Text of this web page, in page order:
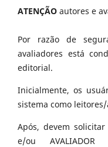
ATENÇÃO autores e
Por razão de
avaliadores está
editorial.
Inicialmente, os
sistema como leitores/
Após, devem
e/ou AVALIADOR